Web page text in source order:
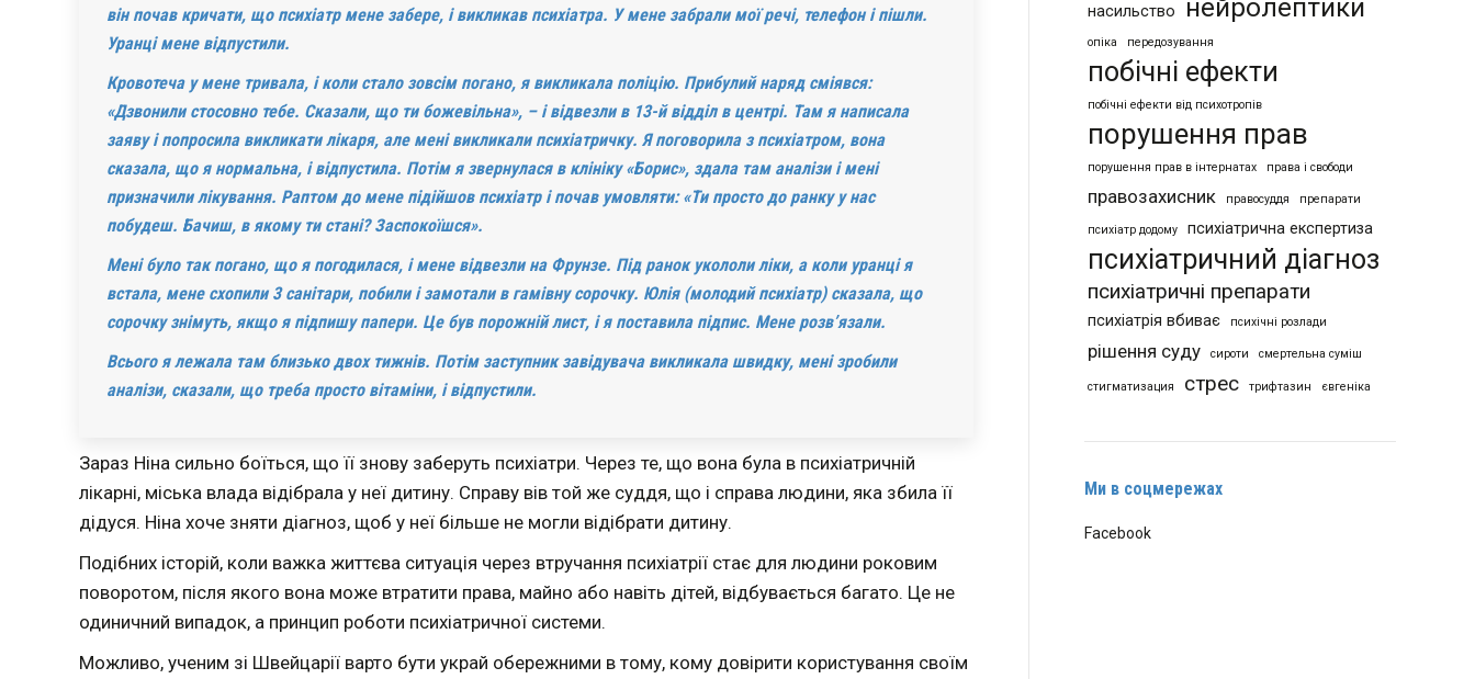
він почав кричати, що психіатр мене забере, і викликав психіатра. У мене забрали мої речі, телефон і пішли.
Уранці мене відпустили.
Кровотеча у мене тривала, і коли стало зовсім погано, я викликала поліцію. Прибулий наряд сміявся:
«Дзвонили стосовно тебе. Сказали, що ти божевільна», – і відвезли в 13-й відділ в центрі. Там я написала
заяву і попросила викликати лікаря, але мені викликали психіатричку. Я поговорила з психіатром, вона
сказала, що я нормальна, і відпустила. Потім я звернулася в клініку«Борис», здала там аналізи і мені
призначили лікування. Раптом до мене підійшов психіатр і почав умовляти: «Ти просто до ранку у нас
побудеш. Бачиш, в якому ти стані?Заспокоїшся».
Мені було так погано, що я погодилася, і мене відвезли на Фрунзе. Під ранок укололи ліки, а коли уранці я
встала, мене схопили 3 санітари, побили і замотали в гамівну сорочку. Юлія (молодий психіатр) сказала, що
сорочку знімуть, якщо я підпишу папери. Це був порожній лист, і я поставила підпис. Мене розв’язали.
Всього я лежала там близько двох тижнів. Потім заступник завідувача викликала швидку, мені зробили
аналізи, сказали, що треба просто вітаміни, і відпустили.
Зараз Ніна сильно боїться, що її знову заберуть психіатри. Через те, що вона була в психіатричній
лікарні, міська влада відібрала у неї дитину. Справу вів той же суддя, що і справа людини, яка збила її
дідуся. Ніна хоче зняти діагноз, щоб у неї більше не могли відібрати дитину.
Подібних історій, коли важка життєва ситуація через втручання психіатрії стає для людини роковим
поворотом, після якого вона може втратити права, майно або навіть дітей, відбувається багато. Це не
одиничний випадок, а принцип роботи психіатричної системи.
Можливо, ученим зі Швейцарії варто бути украй обережними в тому, кому довірити користування своїм
насильство нейролептики
опіка передозування
побічні ефекти
побічні ефекти від психотропів
порушення прав
порушення прав в інтернатах права і свободи
правозахисник правосуддя препарати
психіатр додому психіатрична експертиза
психіатричний діагноз
психіатричні препарати
психіатрія вбиває психічні розлади
рішення суду сироти смертельна суміш
стигматизация стрес трифтазин євгеніка
Ми в соцмережах
Facebook